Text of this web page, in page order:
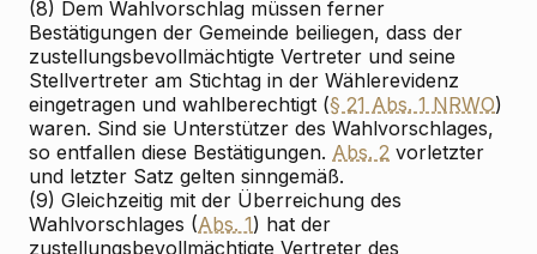
(8) Dem Wahlvorschlag müssen ferner
Bestätigungen der Gemeinde beiliegen, dass der
zustellungsbevollmächtigte Vertreter und seine
Stellvertreter am Stichtag in der Wählerevidenz
eingetragen und wahlberechtigt (§ 21 Abs. 1 NRWO)
waren. Sind sie Unterstützer des Wahlvorschlages,
so entfallen diese Bestätigungen. Abs. 2 vorletzter
und letzter Satz gelten sinngemäß.
(9) Gleichzeitig mit der Überreichung des
Wahlvorschlages (Abs. 1) hat der
zustellungsbevollmächtigte Vertreter des